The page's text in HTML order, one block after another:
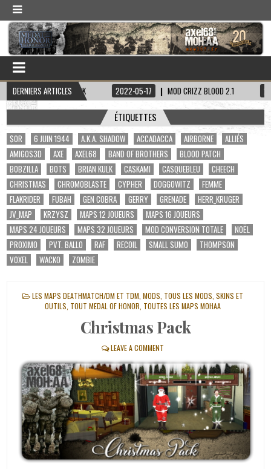
DERNIERS ARTICLES
HADDOCK 2022-05-17 MOD CRIZZ BLOOD 2.1 2022-05-01
ÉTIQUETTES
$OR 6 JUIN 1944 A.K.A. SHADOW ACCADACCA AIRBORNE
ALLIÉS
AMIGOS3D
AXE AXEL68 BAND OF BROTHERS
BLOOD PATCH
BOBZILLA
BOTS BRIAN KULK CASKAMI CASQUEBLEU
CHEECH
CHRISTMAS
CHROMOBLASTE CYPHER DOGGOWITZ
FEMME
FLAKRIDER
FUBAH GEN COBRA GERRY GRENADE
HERR_KRUGER
JV_MAP
KRZYSZ MAPS 12 JOUEURS
MAPS 16 JOUEURS
MAPS 24 JOUEURS
MAPS 32 JOUEURS MOD CONVERSION TOTALE
NOËL
PROXIMO
PVT. BALLO RAF RECOIL SMALL SUMO
THOMPSON
VOXEL
WACKO ZOMBIE
POSTED
LES MAPS DEATHMATCH/DM ET TDM MODS TOUS LES MODS, SKINS ET
OUTILS TOUT MEDAL OF HONOR TOUTES LES MAPS MOHAA
Christmas Pack
LEAVE A COMMENT